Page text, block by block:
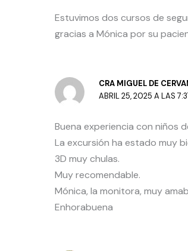
Estuvimos dos cursos de
gracias a Mónica por su
CRA MIGUEL DE
ABRIL 25, 2025 A LAS
Buena experiencia con niños
La excursión ha estado muy
3D muy chulas.
Muy recomendable.
Mónica, la monitora, muy
Enhorabuena